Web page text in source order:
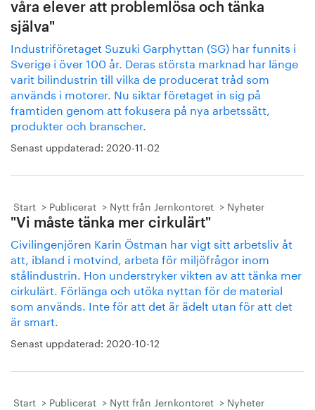
våra elever att problemlösa och tänka
själva"
Industriföretaget Suzuki Garphyttan (SG) har funnits i
Sverige i över 100 år. Deras största marknad har länge
varit bilindustrin till vilka de producerat tråd som
används i motorer. Nu siktar företaget in sig på
framtiden genom att fokusera på nya arbetssätt,
produkter och branscher.
Senast uppdaterad: 2020-11-02
Start Publicerat Nytt från Jernkontoret Nyheter
"Vi måste tänka mer cirkulärt"
Civilingenjören Karin Östman har vigt sitt arbetsliv åt
att, ibland i motvind, arbeta för miljöfrågor inom
stålindustrin. Hon understryker vikten av att tänka mer
cirkulärt. Förlänga och utöka nyttan för de material
som används. Inte för att det är ädelt utan för att det
är smart.
Senast uppdaterad: 2020-10-12
Start Publicerat Nytt från Jernkontoret Nyheter